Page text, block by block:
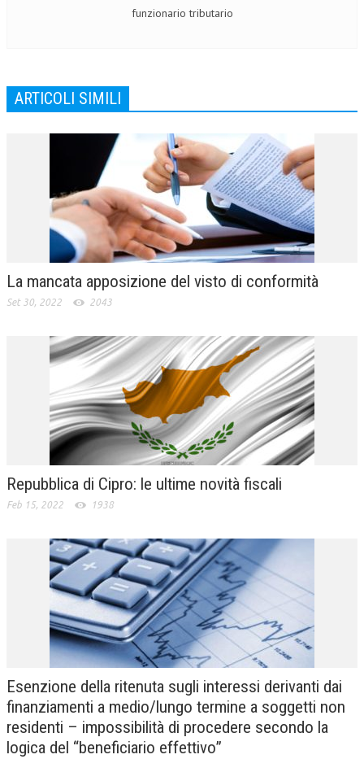
funzionario tributario
ARTICOLI SIMILI
La mancata apposizione del visto di conformità
Set 30, 2022 2043
Repubblica di Cipro: le ultime novità fiscali
Feb 15, 2022 1938
Esenzione della ritenuta sugli interessi derivanti dai
finanziamenti a medio/lungo termine a soggetti non
residenti – impossibilità di procedere secondo la
logica del “beneficiario effettivo”